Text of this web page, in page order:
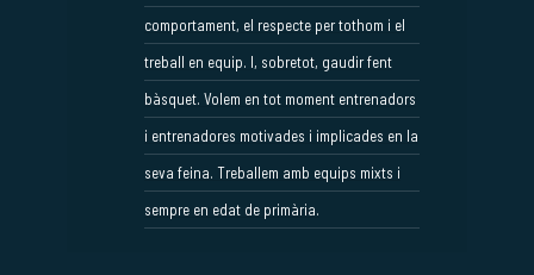
comportament, el respecte per tothom i el
treball en equip. I, sobretot, gaudir fent
bàsquet. Volem en tot moment entrenadors
i entrenadores motivades i implicades en la
seva feina. Treballem amb equips mixts i
sempre en edat de primària.